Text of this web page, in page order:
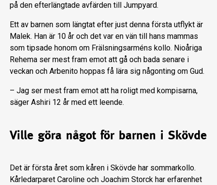
på den efterlängtade avfärden till Jumpyard.
Ett av barnen som längtat efter just denna första utflykt är
Malek. Han är 10 år och det var en vän till hans mammas
som tipsade honom om Frälsningsarméns kollo. Nioåriga
Rehema ser mest fram emot att gå och bada senare i
veckan och Arbenito hoppas få lära sig någonting om Gud.
– Jag ser mest fram emot att ha roligt med kompisarna,
säger Ashiri 12 år med ett leende.
Ville göra något för barnen i Skövde
Det är första året som kåren i Skövde har sommarkollo.
Kårledarparet Caroline och Joachim Storck har erfarenhet